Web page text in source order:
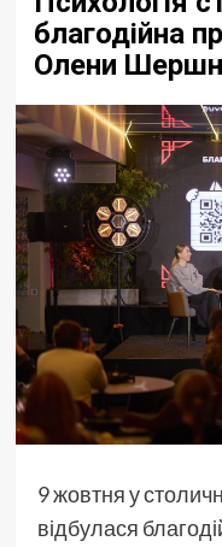
благодійна
Олени
9 жовтня у
відбулася